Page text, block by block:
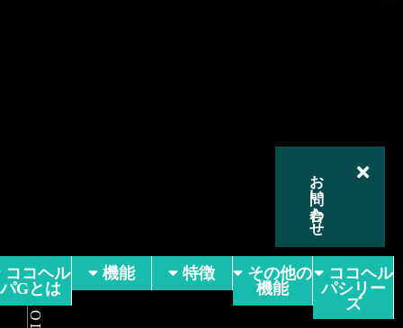
ココヘル
パGとは
機能 特徴
その他の
機能
ココヘル
パシリー
ズ
SCROLL
お問い合わせ